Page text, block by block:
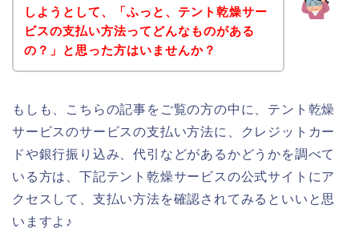
しようとして、「ふっと、テント乾燥サー
ビスの支払い方法ってどんなものがある
の？」と思った方はいませんか？
もしも、こちらの記事をご覧の方の中に、テント乾燥
サービスのサービスの支払い方法に、クレジットカー
ドや銀行振り込み、代引などがあるかどうかを調べて
いる方は、下記テント乾燥サービスの公式サイトにア
クセスして、支払い方法を確認されてみるといいと思
いますよ♪